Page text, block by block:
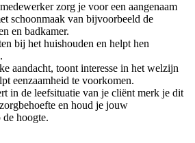
zorg je voor een aangenaam
schoonmaak van bijvoorbeeld de
en badkamer.
bij het huishouden en helpt hen
aandacht, toont interesse in het welzijn
eenzaamheid te voorkomen.
in de leefsituatie van je cliënt merk je dit
en houd je jouw
hoogte.